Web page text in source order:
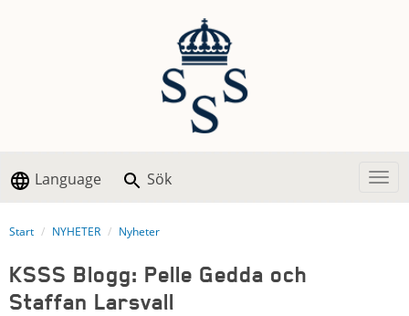
Language Sök
Start NYHETER Nyheter
KSSS Blogg: Pelle Gedda och
Staffan Larsvall